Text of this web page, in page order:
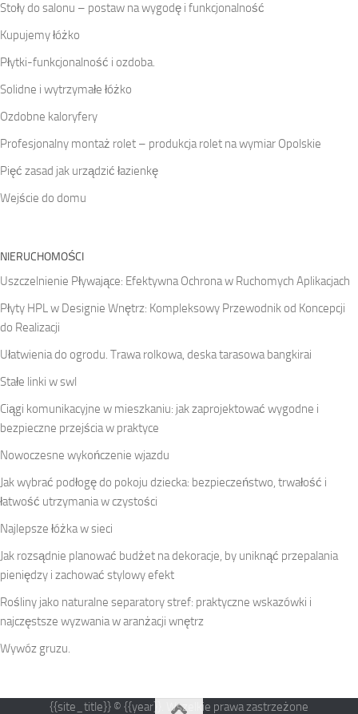
Stoły do salonu – postaw na wygodę i funkcjonalność
Kupujemy łóżko
Płytki-funkcjonalność i ozdoba.
Solidne i wytrzymałe łóżko
Ozdobne kaloryfery
Profesjonalny montaż rolet – produkcja rolet na wymiar Opolskie
Pięć zasad jak urządzić łazienkę
Wejście do domu
NIERUCHOMOŚCI
Uszczelnienie Pływające: Efektywna Ochrona w Ruchomych Aplikacjach
Płyty HPL w Designie Wnętrz: Kompleksowy Przewodnik od Koncepcji
do Realizacji
Ułatwienia do ogrodu. Trawa rolkowa, deska tarasowa bangkirai
Stałe linki w swl
Ciągi komunikacyjne w mieszkaniu: jak zaprojektować wygodne i
bezpieczne przejścia w praktyce
Nowoczesne wykończenie wjazdu
Jak wybrać podłogę do pokoju dziecka: bezpieczeństwo, trwałość i
łatwość utrzymania w czystości
Najlepsze łóżka w sieci
Jak rozsądnie planować budżet na dekoracje, by uniknąć przepalania
pieniędzy i zachować stylowy efekt
Rośliny jako naturalne separatory stref: praktyczne wskazówki i
najczęstsze wyzwania w aranżacji wnętrz
Wywóz gruzu.
{{site_title}} © {{year}}. Wszelkie prawa zastrzeżone